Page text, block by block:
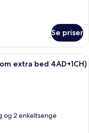
Se priser
med en stor seng,
extra bed 4AD+1CH)
og 2 enkeltsenge